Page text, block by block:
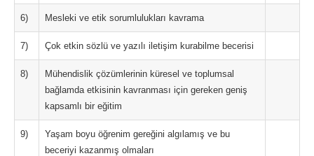
6) Mesleki ve etik sorumlulukları kavrama
7) Çok etkin sözlü ve yazılı iletişim kurabilme becerisi
8)
Mühendislik çözümlerinin küresel ve toplumsal
bağlamda etkisinin kavranması için gereken geniş
kapsamlı bir eğitim
9)
Yaşam boyu öğrenim gereğini algılamış ve bu
beceriyi kazanmış olmaları